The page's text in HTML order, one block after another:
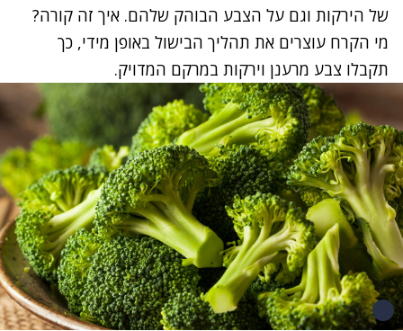
של הירקות וגם על הצבע הבוהק שלהם. איך זה קורה?
מי הקרח עוצרים את תהליך הבישול באופן מידי, כך
תקבלו צבע מרענן וירקות במרקם המדויק.